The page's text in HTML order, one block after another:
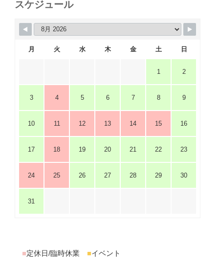
スケジュール
月 火 水 木 金 土 日
1 2
3 4 5 6 7 8 9
10 11 12 13 14 15 16
17 18 19 20 21 22 23
24 25 26 27 28 29 30
31
■定休日/臨時休業 ■イベント